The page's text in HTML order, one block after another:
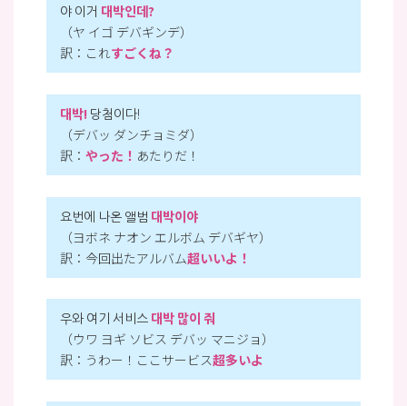
야 이거 대박인데?
（ヤ イゴ デバギンデ）
訳：これすごくね？
대박! 당첨이다!
（デバッ ダンチョミダ）
訳： やった！ あたりだ！
요번에 나온 앨범 대박이야
（ヨボネ ナオン エルボム デバギヤ）
訳：今回出たアルバム超いいよ！
우와 여기 서비스 대박 많이 줘
（ウワ ヨギ ソビス デバッ マニジョ）
訳：うわー！ここサービス超多いよ